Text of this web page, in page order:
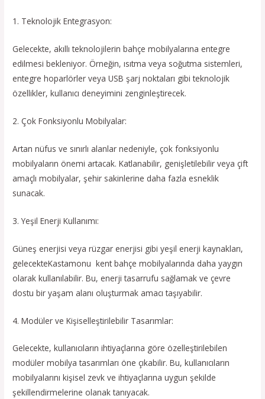
1. Teknolojik Entegrasyon:
Gelecekte, akıllı teknolojilerin bahçe mobilyalarına entegre
edilmesi bekleniyor. Örneğin, ısıtma veya soğutma sistemleri,
entegre hoparlörler veya USB şarj noktaları gibi teknolojik
özellikler, kullanıcı deneyimini zenginleştirecek.
2. Çok Fonksiyonlu Mobilyalar:
Artan nüfus ve sınırlı alanlar nedeniyle, çok fonksiyonlu
mobilyaların önemi artacak. Katlanabilir, genişletilebilir veya çift
amaçlı mobilyalar, şehir sakinlerine daha fazla esneklik
sunacak.
3. Yeşil Enerji Kullanımı:
Güneş enerjisi veya rüzgar enerjisi gibi yeşil enerji kaynakları,
gelecekteKastamonu kent bahçe mobilyalarında daha yaygın
olarak kullanılabilir. Bu, enerji tasarrufu sağlamak ve çevre
dostu bir yaşam alanı oluşturmak amacı taşıyabilir.
4. Modüler ve Kişiselleştirilebilir Tasarımlar:
Gelecekte, kullanıcıların ihtiyaçlarına göre özelleştirilebilen
modüler mobilya tasarımları öne çıkabilir. Bu, kullanıcıların
mobilyalarını kişisel zevk ve ihtiyaçlarına uygun şekilde
şekillendirmelerine olanak tanıyacak.